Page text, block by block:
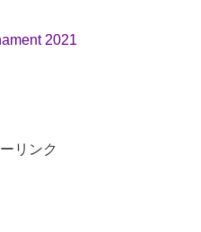
2021
リンク